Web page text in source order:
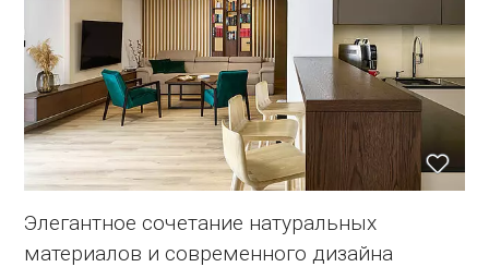
Элегантное сочетание натуральных
материалов и современного дизайна